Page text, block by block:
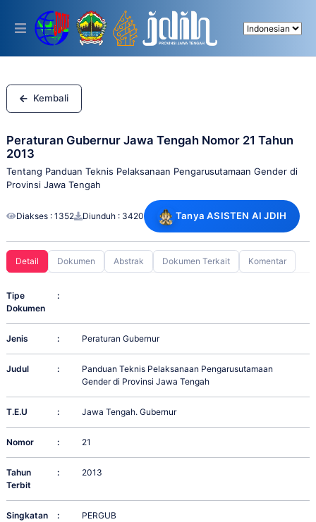
This
includes
accessibility
system.
Kembali
Peraturan Gubernur Jawa Tengah Nomor 21 Tahun
2013
Tentang Panduan Teknis Pelaksanaan Pengarusutamaan Gender di
Provinsi Jawa Tengah
Diakses : 1352 Diunduh : 3420 Tanya ASISTEN AI JDIH
Detail Dokumen Abstrak Dokumen Terkait Komentar
Tipe
Dokumen
:
Jenis : Peraturan Gubernur
Judul :
Panduan Teknis Pelaksanaan Pengarusutamaan
Gender di Provinsi Jawa Tengah
T.E.U : Jawa Tengah. Gubernur
Nomor : 21
Tahun
Terbit
: 2013
Singkatan
: PERGUB